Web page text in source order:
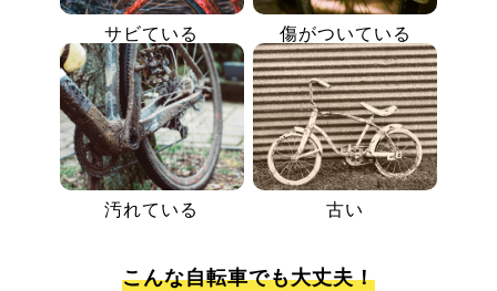
サビている 傷がついている
汚れている 古い
こんな自転車でも大丈夫！